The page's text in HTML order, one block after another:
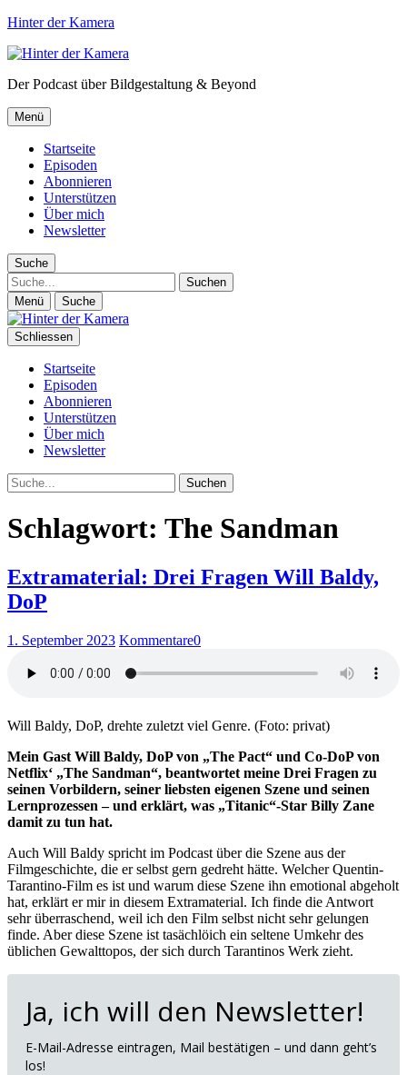
Hinter der Kamera
Der Podcast über Bildgestaltung & Beyond
Menü
Startseite
Episoden
Abonnieren
Unterstützen
Über mich
Newsletter
Suche
Suche
Menü Suche
Schliessen
Startseite
Episoden
Abonnieren
Unterstützen
Über mich
Newsletter
Suche
Schlagwort: The Sandman
Extramaterial: Drei Fragen Will Baldy,
DoP
1. September 2023 Kommentare0
Will Baldy, DoP, drehte zuletzt viel Genre. (Foto: privat)
Mein Gast Will Baldy, DoP von „The Pact“ und Co-DoP von
Netflix‘ „The Sandman“, beantwortet meine Drei Fragen zu
seinen Vorbildern, seiner liebsten eigenen Szene und seinen
Lernprozessen – und erklärt, was „Titanic“-Star Billy Zane
damit zu tun hat.
Auch Will Baldy spricht im Podcast über die Szene aus der
Filmgeschichte, die er selbst gern gedreht hätte. Welcher Quentin-
Tarantino-Film es ist und warum diese Szene ihn emotional abgeholt
hat, erklärt er mir in diesem Extramaterial. Ich finde die Antwort
sehr überraschend, weil ich den Film selbst nicht sehr gelungen
finde. Aber diese Szene ist tasächlöich ein seltene Umkehr des
üblichen Gewalttopos, der sich durch Tarantinos Werk zieht.
Ja, ich will den Newsletter!
E-Mail-Adresse eintragen, Mail bestätigen – und dann geht’s
los!